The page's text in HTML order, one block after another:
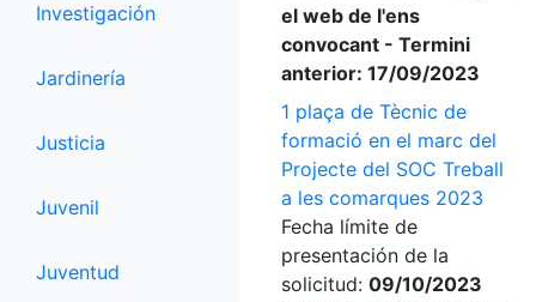
Investigación
Jardinería
Justicia
Juvenil
Juventud
el web de l'ens
convocant - Termini
anterior: 17/09/2023
1 plaça de Tècnic de
formació en el marc del
Projecte del SOC Treball
a les comarques 2023
Fecha límite de
presentación de la
solicitud: 09/10/2023